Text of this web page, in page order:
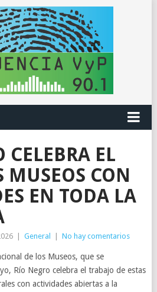
CELEBRA EL
MUSEOS CON
EN TODA LA
General No hay comentarios
de los Museos, que se
Río Negro celebra el trabajo de estas
con actividades abiertas a la